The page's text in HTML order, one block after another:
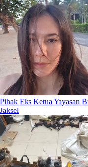
Pihak Eks Ketua Yayasan
Jaksel